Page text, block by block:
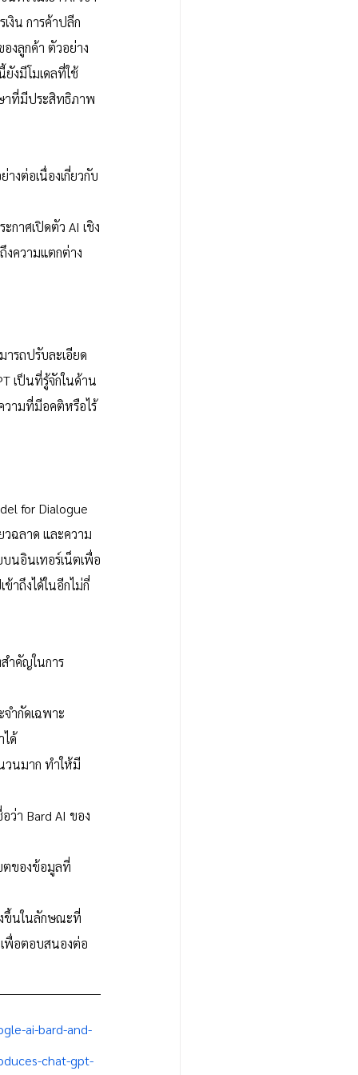
งิน การค้าปลีก
งลูกค้า ตัวอย่าง
งมีโมเดลที่ใช้
าที่มีประสิทธิภาพ
งต่อเนื่องเกี่ยวกับ
กาศเปิดตัว AI เชิง
งความแตกต่าง
รถปรับละเอียด
เป็นที่รู้จักในด้าน
วามที่มีอคติหรือไร้
for Dialogue
วฉลาด และความ
นอินเทอร์เน็ตเพื่อ
าถึงได้ในอีกไม่กี่
ำคัญในการ
ำกัดเฉพาะ
ได้
วนมาก ทำให้มี
ว่า Bard AI ของ
ตของข้อมูลที่
งขึ้นในลักษณะที่
เพื่อตอบสนองต่อ
ai-bard-and-
chat-gpt-